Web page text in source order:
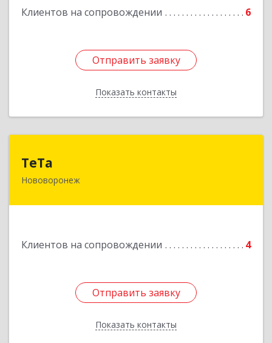
Клиентов на сопровождении 6
Отправить заявку
Показать контакты
Отправить заявку
Назад
ТеТа
Нововоронеж
Клиентов на сопровождении 4
Отправить заявку
Показать контакты
396 073, Нововоронеж г, а/я, дом № 30
Отправить заявку
Назад